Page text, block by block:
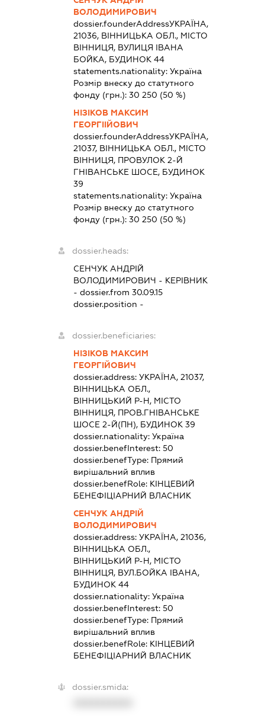
ВОЛОДИМИРОВИЧ
dossier.founderAddressУКРАЇНА,
21036, ВІННИЦЬКА ОБЛ., МІСТО
ВІННИЦЯ, ВУЛИЦЯ ІВАНА
БОЙКА, БУДИНОК 44
statements.nationality: Україна
Розмір внеску до статутного
фонду (грн.): 30 250 (50 %)
НІЗІКОВ МАКСИМ
ГЕОРГІІЙОВИЧ
dossier.founderAddressУКРАЇНА,
21037, ВІННИЦЬКА ОБЛ., МІСТО
ВІННИЦЯ, ПРОВУЛОК 2-Й
ГНІВАНСЬКЕ ШОСЕ, БУДИНОК
39
statements.nationality: Україна
Розмір внеску до статутного
фонду (грн.): 30 250 (50 %)
dossier.heads:
СЕНЧУК АНДРІЙ
ВОЛОДИМИРОВИЧ - КЕРІВНИК
- dossier.from 30.09.15
dossier.position -
dossier.beneficiaries:
НІЗІКОВ МАКСИМ
ГЕОРГІЙОВИЧ
dossier.address: УКРАЇНА, 21037,
ВІННИЦЬКА ОБЛ.,
ВІННИЦЬКИЙ Р-Н, МІСТО
ВІННИЦЯ, ПРОВ.ГНІВАНСЬКЕ
ШОСЕ 2-Й(ПН), БУДИНОК 39
dossier.nationality: Україна
dossier.benefInterest: 50
dossier.benefType: Прямий
вирішальний вплив
dossier.benefRole: КІНЦЕВИЙ
БЕНЕФІЦІАРНИЙ ВЛАСНИК
СЕНЧУК АНДРІЙ
ВОЛОДИМИРОВИЧ
dossier.address: УКРАЇНА, 21036,
ВІННИЦЬКА ОБЛ.,
ВІННИЦЬКИЙ Р-Н, МІСТО
ВІННИЦЯ, ВУЛ.БОЙКА ІВАНА,
БУДИНОК 44
dossier.nationality: Україна
dossier.benefInterest: 50
dossier.benefType: Прямий
вирішальний вплив
dossier.benefRole: КІНЦЕВИЙ
БЕНЕФІЦІАРНИЙ ВЛАСНИК
dossier.smida: